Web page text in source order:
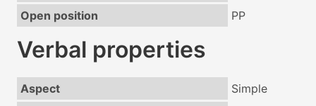
Open position
PP
Verbal properties
Aspect Simple